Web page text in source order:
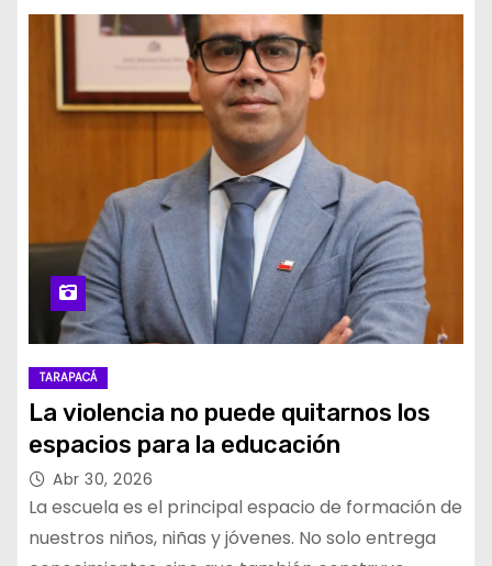
TARAPACÁ
La violencia no puede quitarnos los
espacios para la educación
Abr 30, 2026
La escuela es el principal espacio de formación de
nuestros niños, niñas y jóvenes. No solo entrega